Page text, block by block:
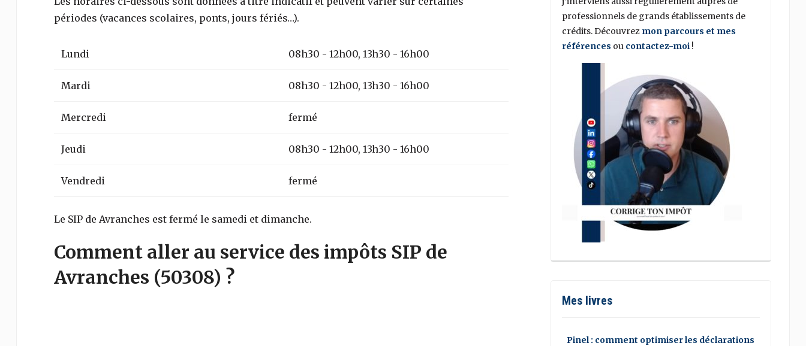
périodes (vacances scolaires, ponts, jours fériés…).
Lundi 08h30 - 12h00, 13h30 - 16h00
Mardi 08h30 - 12h00, 13h30 - 16h00
Mercredi fermé
Jeudi 08h30 - 12h00, 13h30 - 16h00
Vendredi fermé
Le SIP de Avranches est fermé le samedi et dimanche.
Comment aller au service des impôts SIP de
Avranches (50308) ?
professionnels de grands établissements de
crédits. Découvrez mon parcours et mes
références ou contactez-moi!
Mes livres
Pinel : comment optimiser les déclarations